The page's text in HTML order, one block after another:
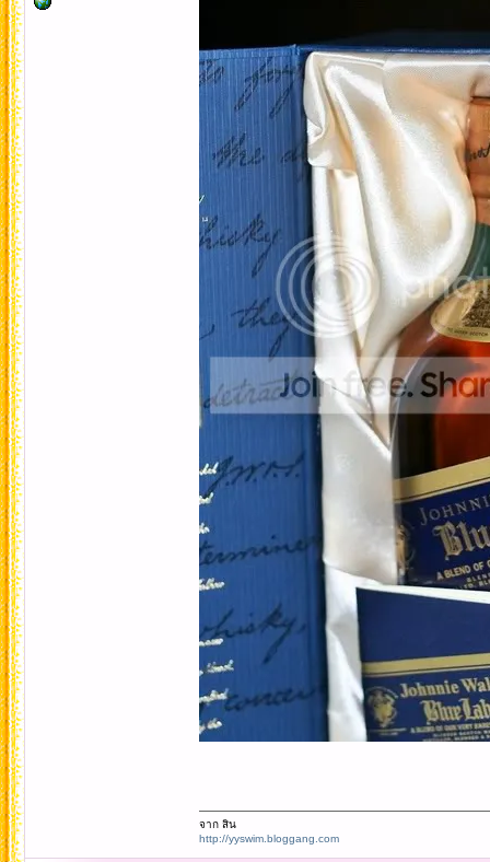
จาก สิน
http://yyswim.bloggang.com